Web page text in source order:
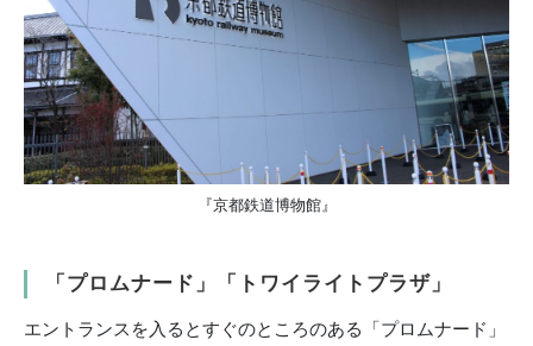
『京都鉄道博物館』
「プロムナード」「トワイライトプラザ」
エントランスを入るとすぐのところのある「プロムナード」